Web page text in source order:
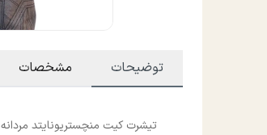
توضیحات مشخصات
تیشرت کیت منچستریونایتد مردانه